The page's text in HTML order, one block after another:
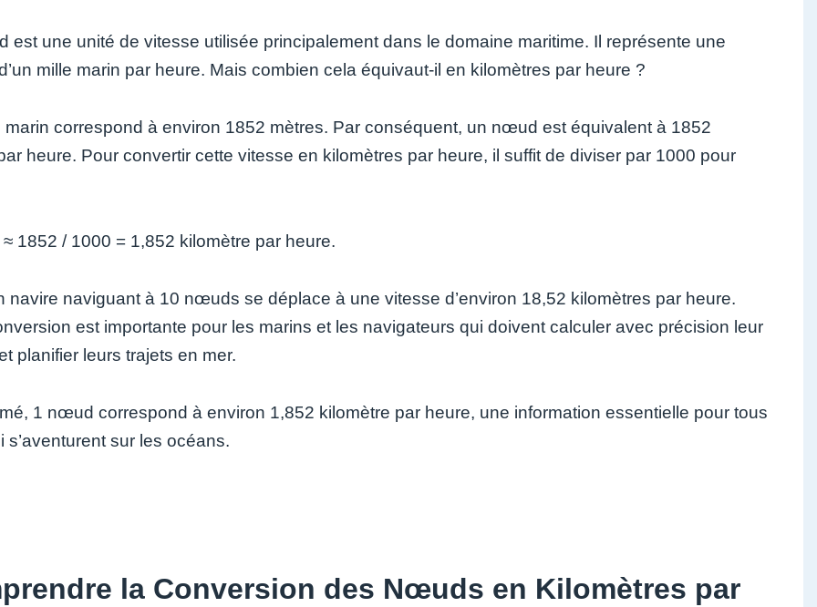
est une unité de vitesse utilisée principalement dans le domaine maritime. Il représente une
mille marin par heure. Mais combien cela équivaut-il en kilomètres par heure ?
marin correspond à environ 1852 mètres. Par conséquent, un nœud est équivalent à 1852
heure. Pour convertir cette vitesse en kilomètres par heure, il suffit de diviser par 1000 pour
1852 / 1000 = 1,852 kilomètre par heure.
navire naviguant à 10 nœuds se déplace à une vitesse d’environ 18,52 kilomètres par heure.
est importante pour les marins et les navigateurs qui doivent calculer avec précision leur
planifier leurs trajets en mer.
1 nœud correspond à environ 1,852 kilomètre par heure, une information essentielle pour tous
s’aventurent sur les océans.
la Conversion des Nœuds en Kilomètres par